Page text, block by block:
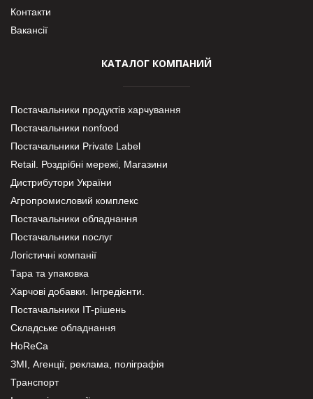
Контакти
Вакансії
КАТАЛОГ КОМПАНИЙ
Постачальники продуктів харчування
Постачальники nonfood
Постачальники Private Label
Retail. Роздрібні мережі, Магазини
Дистрибутори України
Агропромисловий комплекс
Постачальники обладнання
Постачальники послуг
Логістичні компанії
Тара та упаковка
Харчові добавки. Інгредієнти.
Постачальники IT-рішень
Складське обладнання
HoReCa
ЗМІ, Агенції, реклама, поліграфія
Транспорт